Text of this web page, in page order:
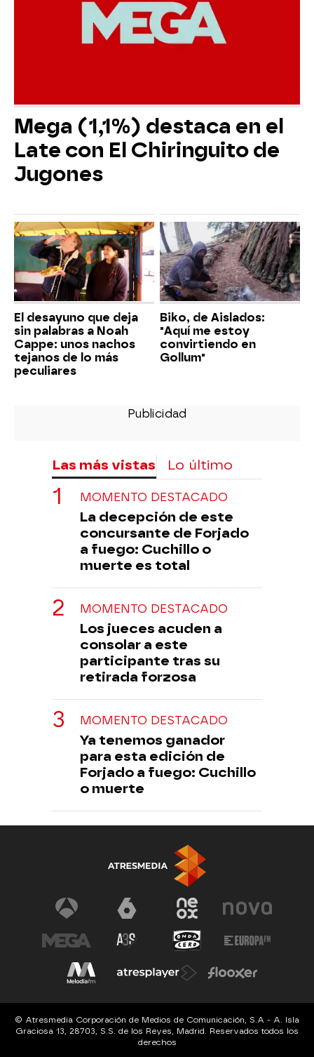
Mega (1,1%) destaca en el
Late con El Chiringuito de
Jugones
El desayuno que deja
sin palabras a Noah
Cappe: unos nachos
tejanos de lo más
peculiares
Biko, de Aislados:
"Aquí me estoy
convirtiendo en
Gollum"
Las más vistas Lo último
MOMENTO DESTACADO
La decepción de este
concursante de Forjado
a fuego: Cuchillo o
muerte es total
MOMENTO DESTACADO
Los jueces acuden a
consolar a este
participante tras su
retirada forzosa
MOMENTO DESTACADO
Ya tenemos ganador
para esta edición de
Forjado a fuego: Cuchillo
o muerte
© Atresmedia Corporación de Medios de Comunicación, S.A - A. Isla
Graciosa 13, 28703, S.S. de los Reyes, Madrid. Reservados todos los
derechos